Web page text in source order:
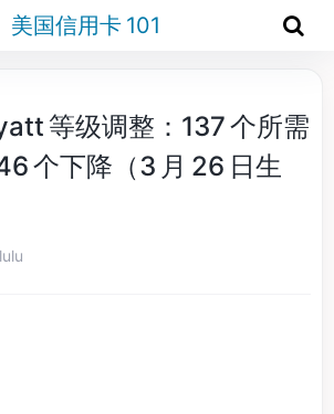
美国信用卡 101
等级调整：137 个所需
个下降（3 月 26 日生